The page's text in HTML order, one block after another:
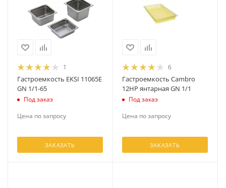
1
Гастроемкость EKSI 11065E
GN 1/1-65
Под заказ
Цена по запросу
ЗАКАЗАТЬ
6
Гастроемкость Cambro
12HP янтарная GN 1/1
Под заказ
Цена по запросу
ЗАКАЗАТЬ